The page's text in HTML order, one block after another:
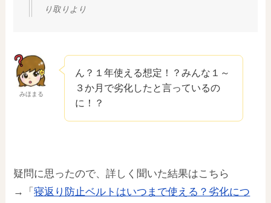
り取りより
みほまる
ん？１年使える想定！？みんな１～
３か月で劣化したと言っているの
に！？
疑問に思ったので、詳しく聞いた結果はこちら
→「寝返り防止ベルトはいつまで使える？劣化につ